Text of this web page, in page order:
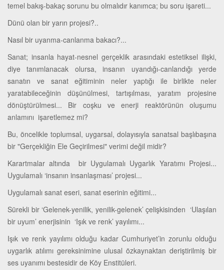
temel bakış-bakaç sorunu bu olmalıdır kanımca; bu soru işareti...
Dünü olan bir yarın projesi?..
Nasıl bir uyanma-canlanma bakacı?...
Sanat; insanla hayat-nesnel gerçeklik arasındaki estetiksel ilişki,
diye tanımlanacak olursa, insanın uyandığı-canlandığı yerde
sanatın ve sanat eğitiminin neler yaptığı ile birlikte neler
yaratabileceğinin düşünülmesi, tartışılması, yaratım projesine
dönüştürülmesi... Bir coşku ve enerji reaktörünün oluşumu
anlamını işaretlemez mi?
Bu, öncelikle toplumsal, uygarsal, dolayısıyla sanatsal başlıbaşına
bir "Gerçekliğin Ele Geçirilmesi" verimi değil midir?
Karartmalar altında bir Uygulamalı Uygarlık Yaratımı Projesi...
Uygulamalı ‘insanın insanlaşması’ projesi...
Uygulamalı sanat eseri, sanat eserinin eğitimi...
Sürekli bir ‘Gelenek-yenilik, yenilik-gelenek’ çelişkisinden ‘Ulaşılan
bir uyum’ enerjisinin ‘Işık ve renk’ yayılımı...
Işık ve renk yayılımı olduğu kadar Cumhuriyet’in zorunlu olduğu
uygarlık atılımı gereksinimine ulusal özkaynaktan deriştirilmiş bir
ses uyanımı bestesidir de Köy Enstitüleri.